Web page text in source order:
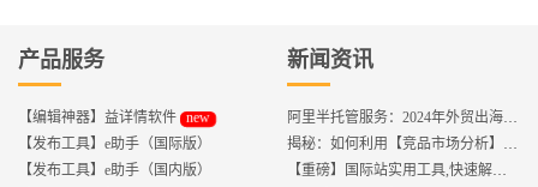
产品服务
【编辑神器】益详情软件 new
【发布工具】e助手（国际版）
【发布工具】e助手（国内版）
新闻资讯
阿里半托管服务：2024年外贸出海热潮的主旋律
揭秘：如何利用【竞品市场分析】优化店铺流量？
【重磅】国际站实用工具,快速解决运营中的5大琐事，一键提升运营效率!